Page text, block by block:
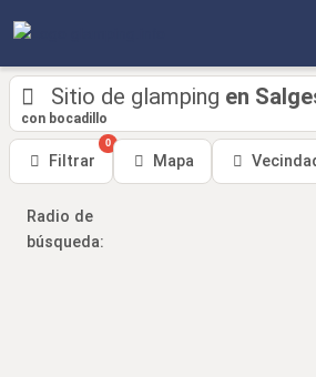
Sitio de glamping en
con bocadillo
Filtrar
0
Mapa
Radio de
búsqueda: